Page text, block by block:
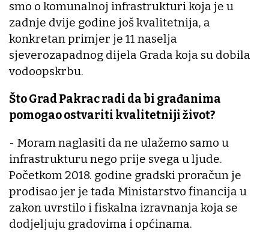
smo o komunalnoj infrastrukturi koja je u
zadnje dvije godine još kvalitetnija, a
konkretan primjer je 11 naselja
sjeverozapadnog dijela Grada koja su dobila
vodoopskrbu.
Što Grad Pakrac radi da bi građanima
pomogao ostvariti kvalitetniji život?
- Moram naglasiti da ne ulažemo samo u
infrastrukturu nego prije svega u ljude.
Početkom 2018. godine gradski proračun je
prodisao jer je tada Ministarstvo financija u
zakon uvrstilo i fiskalna izravnanja koja se
dodjeljuju gradovima i općinama.